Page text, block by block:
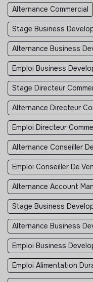
Alternance Commercial
Stage Business
Alternance Business
Emploi Business
Stage Directeur
Alternance Directeur
Emploi Directeur
Alternance Conseiller
Emploi Conseiller De
Alternance Account
Stage Business
Alternance Business
Emploi Business
Emploi Alimentation